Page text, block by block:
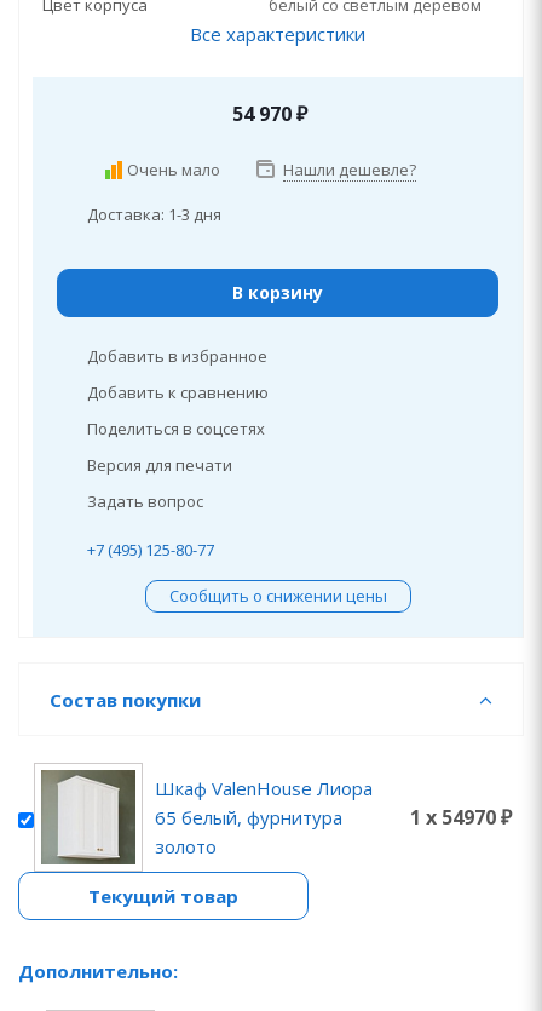
Цвет корпуса
белый со светлым деревом
Все характеристики
54 970₽
Очень мало Нашли дешевле?
Доставка: 1-3 дня
В корзину
Добавить в избранное
Добавить к сравнению
Поделиться в соцсетях
Версия для печати
Задать вопрос
+7 (495) 125-80-77
Сообщить о снижении цены
Состав покупки
Шкаф ValenHouse Лиора
65 белый, фурнитура
золото
1 x 54970 ₽
Текущий товар
Дополнительно: